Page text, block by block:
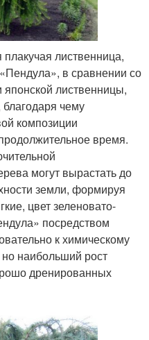
лиственница,
в сравнении со
лиственницы,
чему
композиции
время.
могут вырастать до
земли, формируя
цвет зеленовато-
посредством
к химическому
но наибольший рост
дренированных